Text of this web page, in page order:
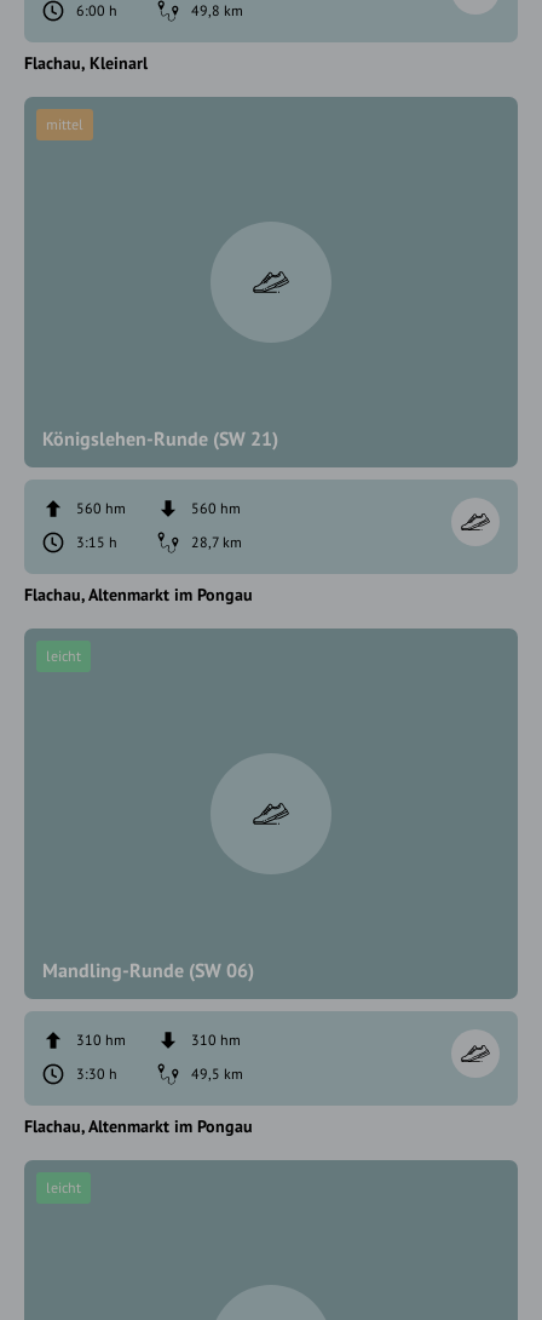
6:00 h
49,8 km
Flachau Kleinarl
Königslehen-Runde (SW 21)
mittel
560 hm
560 hm
3:15 h
28,7 km
Flachau Altenmarkt im Pongau
Mandling-Runde (SW 06)
leicht
310 hm
310 hm
3:30 h
49,5 km
Flachau Altenmarkt im Pongau
leicht